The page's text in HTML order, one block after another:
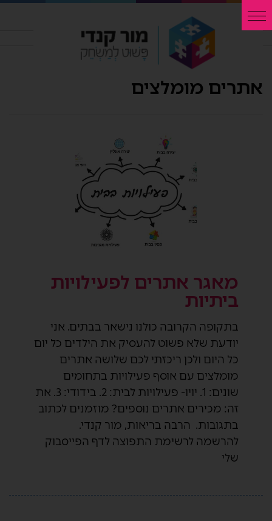
אתרים מומלצים
מאגר אתרים לפעילויות
ביתיות
בתקופה הקרובה כולנו נישאר בבתים. אני
יודעת שלא פשוט להעסיק את הילדים כל יום
כל היום ולכן ריכזתי לכם שלושה אתרים
מומלצים עם אוסף פעילויות בתחומים
שונים: 1. יויו- פעילויות לבית: 2. בידודי: 3. את
זה: מכירים אתרים נוספים? מוזמנים לכתוב
בתגובות. הרבה בריאות, מור קנדי.
להרשמה לרשימת התפוצה לדף הפייסבוק
שלי